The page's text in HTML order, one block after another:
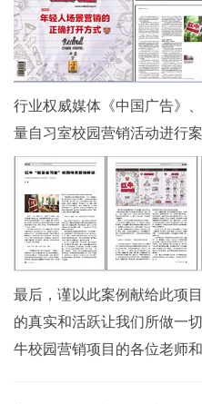
行业权威媒体《中国广告》
量自习室校园营销活动进行
最后，谨以此案例献给此项
的真实和活跃让我们所做一
牛校园营销项目的各位老师